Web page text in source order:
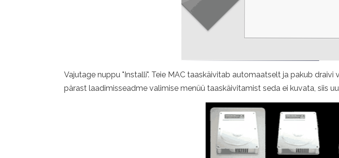
Vajutage nuppu "Installi". Teie MAC taaskäivitab automaatselt ja pakub
pärast laadimisseadme valimise menüü taaskäivitamist seda ei kuvata, siis